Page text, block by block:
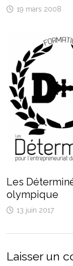
19 mars 2008
Les
olympique
13 juin 2017
Laisser un